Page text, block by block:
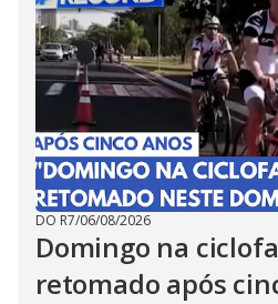
DO R7/06/08/2026
Domingo na
retomado após